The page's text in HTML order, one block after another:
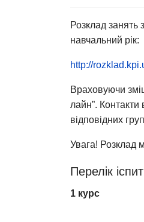
Розклад занять
навчальний рік:
http://
Враховуючи
лайн”.
відповідних
Увага! Розклад
Перелік
1 курс